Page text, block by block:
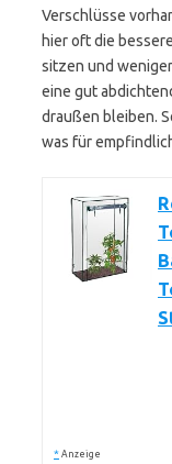
Verschlüsse
hier oft die
sitzen und
eine gut
draußen bleiben.
was für
* Anzeige